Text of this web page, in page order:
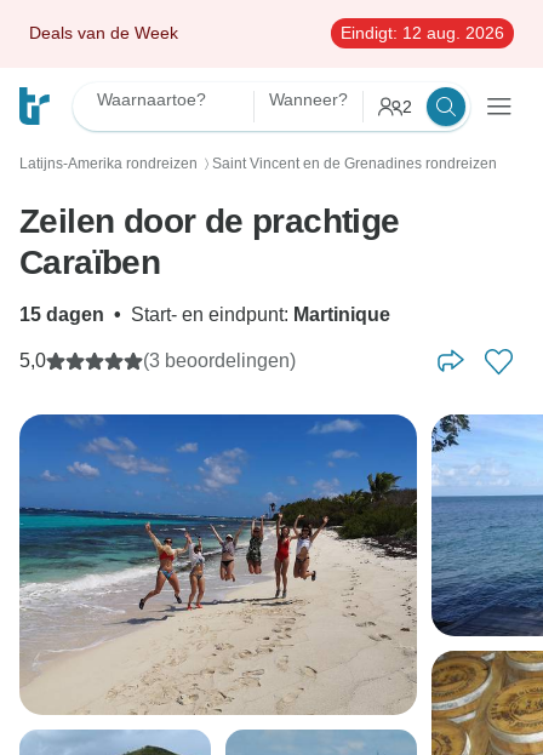
Deals van de Week Eindigt: 12 aug. 2026
Waarnaartoe? Wanneer? 2
Latijns-Amerika rondreizen 〉 Saint Vincent en de Grenadines rondreizen
Zeilen door de prachtige
Caraïben
15 dagen • Start- en eindpunt: Martinique
5,0 (3 beoordelingen)